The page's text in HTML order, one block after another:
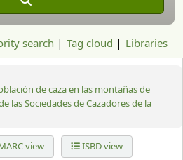
search Tag cloud Libraries
de caza en las montañas de
las Sociedades de Cazadores de la
view ISBD view